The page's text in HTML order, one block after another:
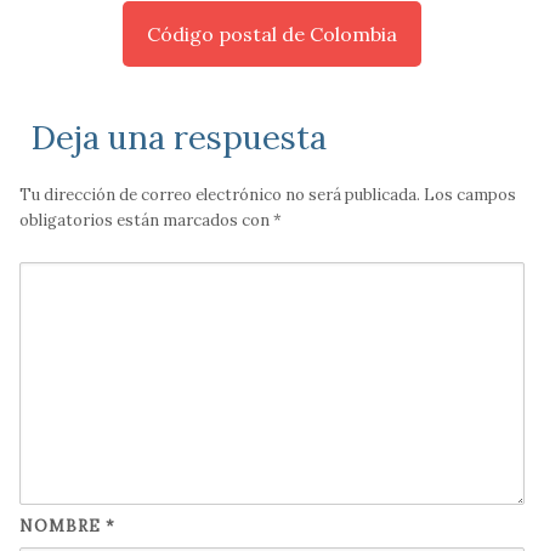
Código postal de Colombia
Deja una respuesta
Tu dirección de correo electrónico no será publicada. Los campos
obligatorios están marcados con*
NOMBRE *